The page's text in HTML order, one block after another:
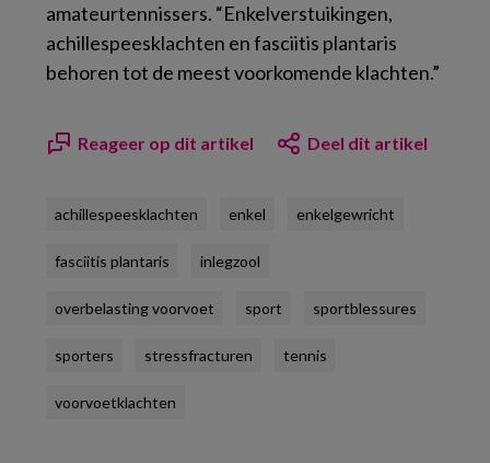
amateurtennissers. “Enkelverstuikingen,
achillespeesklachten en fasciitis plantaris
behoren tot de meest voorkomende klachten.”
Reageer op dit artikel Deel dit artikel
achillespeesklachten enkel enkelgewricht
fasciitis plantaris inlegzool
overbelasting voorvoet sport sportblessures
sporters stressfracturen tennis
voorvoetklachten